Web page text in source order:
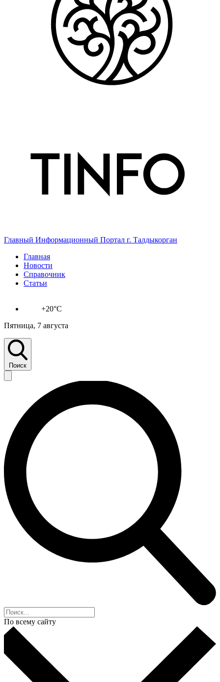
Главный Информационный Портал г. Талдыкорган
Главная
Новости
Справочник
Статьи
+20°C
Пятница, 7 августа
Поиск
По всему сайту